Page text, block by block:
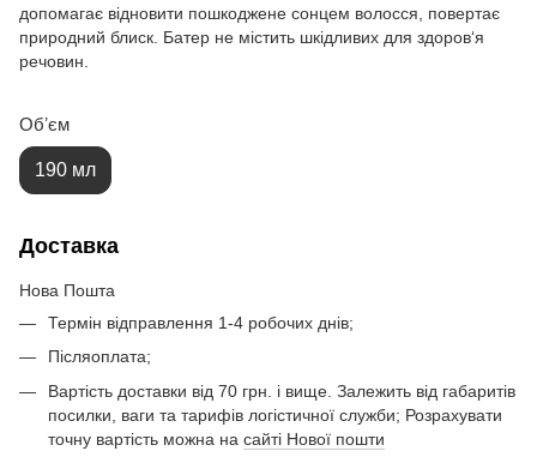
допомагає відновити пошкоджене сонцем волосся, повертає
природний блиск. Батер не містить шкідливих для здоров‘я
речовин.
Обʼєм
190 мл
Доставка
Нова Пошта
Термін відправлення 1-4 робочих днів;
Післяоплата;
Вартість доставки від 70 грн. і вище. Залежить від габаритів
посилки, ваги та тарифів логістичної служби; Розрахувати
точну вартість можна на сайті Нової пошти